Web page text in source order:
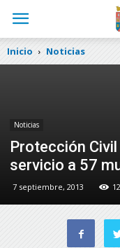
Inicio Noticias
Noticias
Protección
servicio a 57
7 septiembre, 2013